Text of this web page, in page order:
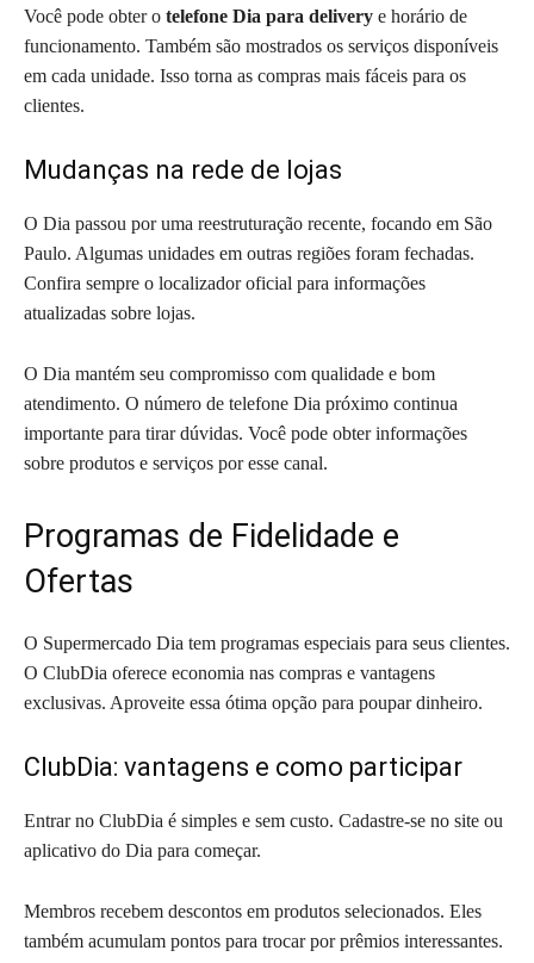
Você pode obter o telefone Dia para delivery e horário de
funcionamento. Também são mostrados os serviços disponíveis
em cada unidade. Isso torna as compras mais fáceis para os
clientes.
Mudanças na rede de lojas
O Dia passou por uma reestruturação recente, focando em São
Paulo. Algumas unidades em outras regiões foram fechadas.
Confira sempre o localizador oficial para informações
atualizadas sobre lojas.
O Dia mantém seu compromisso com qualidade e bom
atendimento. O número de telefone Dia próximo continua
importante para tirar dúvidas. Você pode obter informações
sobre produtos e serviços por esse canal.
Programas de Fidelidade e
Ofertas
O Supermercado Dia tem programas especiais para seus clientes.
O ClubDia oferece economia nas compras e vantagens
exclusivas. Aproveite essa ótima opção para poupar dinheiro.
ClubDia: vantagens e como participar
Entrar no ClubDia é simples e sem custo. Cadastre-se no site ou
aplicativo do Dia para começar.
Membros recebem descontos em produtos selecionados. Eles
também acumulam pontos para trocar por prêmios interessantes.